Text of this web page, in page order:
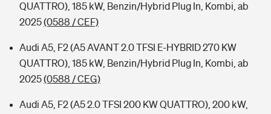
QUATTRO), 185 kW, Benzin/Hybrid Plug In, Kombi, ab
2025(0588 / CEF)
Audi A5, F2 (A5 AVANT 2.0 TFSI E-HYBRID 270 KW
QUATTRO), 185 kW, Benzin/Hybrid Plug In, Kombi, ab
2025(0588 / CEG)
Audi A5, F2 (A5 2.0 TFSI 200 KW QUATTRO), 200 kW,